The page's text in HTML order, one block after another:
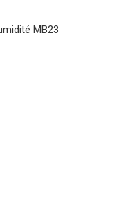
MB23